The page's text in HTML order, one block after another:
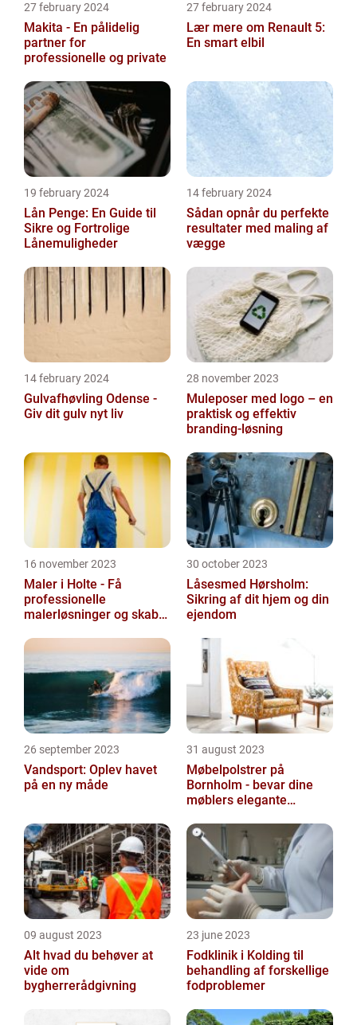
27 february 2024
Makita - En pålidelig
partner for
professionelle og private
27 february 2024
Lær mere om Renault 5:
En smart elbil
19 february 2024
Lån Penge: En Guide til
Sikre og Fortrolige
Lånemuligheder
14 february 2024
Sådan opnår du perfekte
resultater med maling af
vægge
14 february 2024
Gulvafhøvling Odense -
Giv dit gulv nyt liv
28 november 2023
Muleposer med logo – en
praktisk og effektiv
branding-løsning
16 november 2023
Maler i Holte - Få
professionelle
malerløsninger og skab
30 october 2023
Låsesmed Hørsholm:
Sikring af dit hjem og din
ejendom
26 september 2023
Vandsport: Oplev havet
på en ny måde
31 august 2023
Møbelpolstrer på
Bornholm - bevar dine
møblers elegante
09 august 2023
Alt hvad du behøver at
vide om
bygherrerådgivning
23 june 2023
Fodklinik i Kolding til
behandling af forskellige
fodproblemer